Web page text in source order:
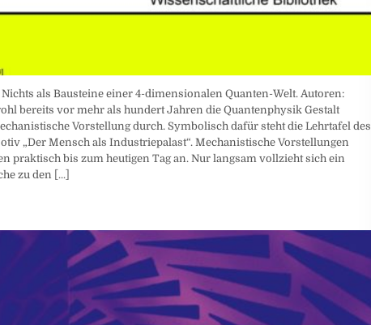
als Bausteine einer 4-dimensionalen Quanten-Welt. Autoren:
bereits vor mehr als hundert Jahren die Quantenphysik Gestalt
Vorstellung durch. Symbolisch dafür steht die Lehrtafel des
„Der Mensch als Industriepalast“. Mechanistische Vorstellungen
praktisch bis zum heutigen Tag an. Nur langsam vollzieht sich ein
zu den [...]